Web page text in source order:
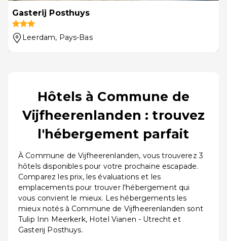
Gasterij Posthuys
Leerdam, Pays-Bas
Hôtels à Commune de
Vijfheerenlanden : trouvez
l'hébergement parfait
À Commune de Vijfheerenlanden, vous trouverez 3
hôtels disponibles pour votre prochaine escapade.
Comparez les prix, les évaluations et les
emplacements pour trouver l'hébergement qui
vous convient le mieux. Les hébergements les
mieux notés à Commune de Vijfheerenlanden sont
Tulip Inn Meerkerk, Hotel Vianen - Utrecht et
Gasterij Posthuys.